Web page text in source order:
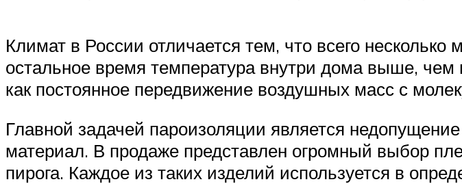
Климат в России отличается тем, что всего несколько
остальное время температура внутри дома выше, чем
как постоянное передвижение воздушных масс с
Главной задачей пароизоляции является
материал. В продаже представлен огромный выбор
пирога. Каждое из таких изделий используется в